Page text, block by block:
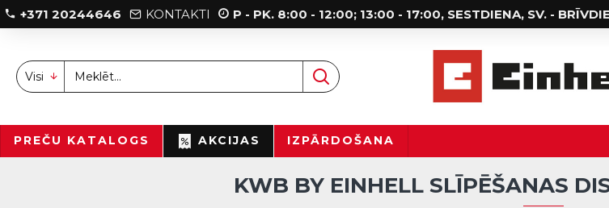
+371 20244646 KONTAKTI P - PK. 8:00 - 12:00; 13:00 - 17:00, SESTDIENA, SV. -
Visi
PREČU KATALOGS AKCIJAS IZPĀRDOŠANA
KWB BY EINHELL SLĪPĒŠANAS